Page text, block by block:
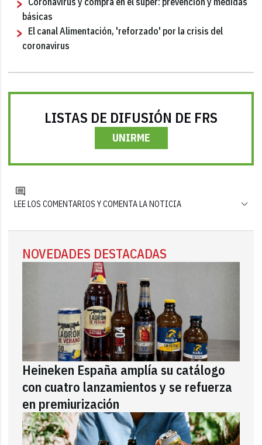
básicas
El canal Alimentación, 'reforzado' por la crisis del
coronavirus
LISTAS DE DIFUSIÓN DE FRS
UNIRME
LEE LOS COMENTARIOS Y COMENTA LA NOTICIA
NOVEDADES DESTACADAS
Heineken España amplía su catálogo
con cuatro lanzamientos y se refuerza
en premiurización